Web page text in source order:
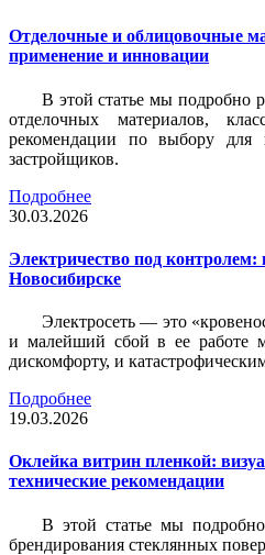
Отделочные и облицовочные
применение и инновации
В этой статье мы подробно
отделочных материалов,
рекомендации по выбору для
застройщиков.
Подробнее
30.03.2026
Электричество под контролем:
Новосибирске
Электросеть — это
и малейший сбой в ее работе
дискомфорту, и
Подробнее
19.03.2026
Оклейка витрин пленкой:
технические рекомендации
В этой статье мы подробно
брендирования стеклянных